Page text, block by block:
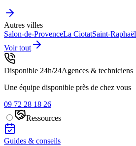
Autres villes
Salon-de-ProvenceLa CiotatSaint-Raphaël
Voir tout
Disponible 24h/24Agences & techniciens
Une équipe disponible près de chez vous
09 72 28 18 26
Ressources
Guides & conseils